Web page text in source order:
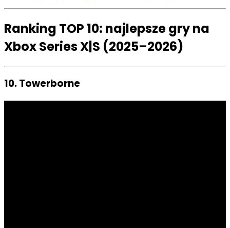
Ranking TOP 10: najlepsze gry na
Xbox Series X|S (2025–2026)
10. Towerborne